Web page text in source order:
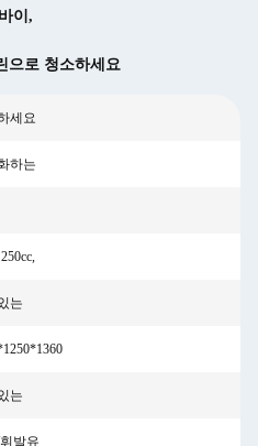
이 ,
으로 청소하세요
세요
하는
는
는
발유